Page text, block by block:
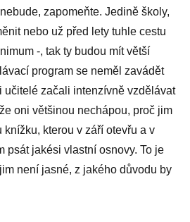
zapomeňte. Jedině školy,
nebo už před lety tuhle cestu
-, tak ty budou mít větší
program se neměl zavádět
učitelé začali intenzívně vzdělávat
oni většinou nechápou, proč jim
knížku, kterou v září otevřu a v
psát jakési vlastní osnovy. To je
není jasné, z jakého důvodu by